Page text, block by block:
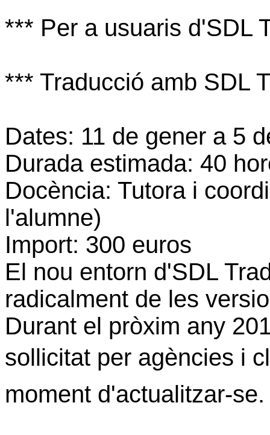
*** Per a usuaris d'SDL
*** Traducció amb SDL
Dates: 11 de gener a 5
Durada estimada: 40
Docència: Tutora i
l'alumne)
Import: 300 euros
El nou entorn d'SDL
radicalment de les
Durant el pròxim any
sollicitat per agències i
moment d'actualitzar-se.